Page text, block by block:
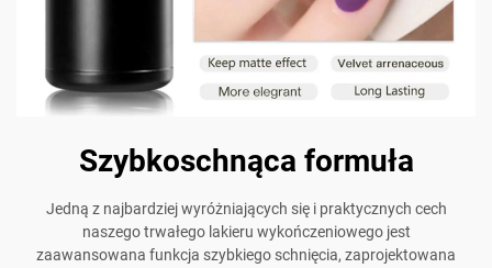
Szybkoschnąca formuła
Jedną z najbardziej wyróżniających się i praktycznych cech
naszego trwałego lakieru wykończeniowego jest
zaawansowana funkcja szybkiego schnięcia, zaprojektowana